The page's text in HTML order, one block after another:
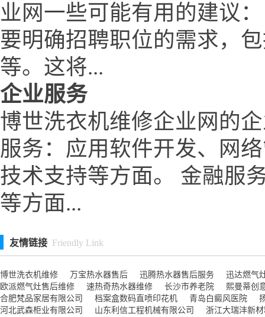
业网一些可能有用的建议
要明确招聘职位的需求，
等。这将...
企业服务
博世洗衣机维修企业网的
服务：应用软件开发、网
技术支持等方面。 金融服
等方面...
友情链接 Friendly Link
博世洗衣机维修 万宝热水器售后 迅腾热水器售后服务
迅达燃气
欧派燃气灶售后维修
速热奇热水器维修 长沙市养老院
熙曼蒂创
合肥梵品家居有限公司
档案盒数码直喷印花机 青岛白癜风医院
河北武森柜业有限公司
山东利信工程机械有限公司
浙江大瑞沣新